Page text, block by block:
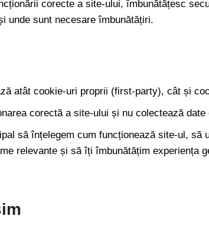
corecte a site-ului, îmbunătățesc
unde sunt necesare îmbunătățiri.
atât cookie-uri proprii (first-party), cât și
corectă a site-ului și nu colectează
să înțelegem cum funcționează site-ul, să
relevante și să îți îmbunătățim experiența